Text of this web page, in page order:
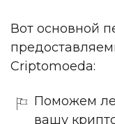
Вот основной
Criptomoeda:
Поможем
вашу